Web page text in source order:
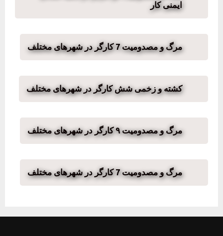
ایمنی کار
مرگ و مصدومیت 7 کارگر در شهرهای مختلف
کشته و زخمی شش کارگر در شهرهای مختلف
مرگ و مصدومیت ۹ کارگر در شهرهای مختلف
مرگ و مصدومیت 7 کارگر در شهرهای مختلف